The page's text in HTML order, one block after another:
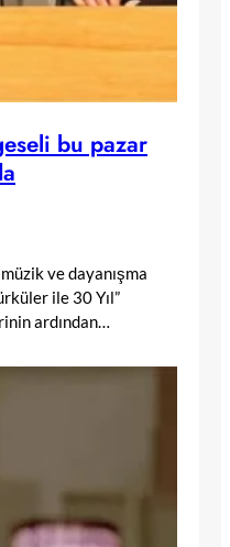
bu pazar
ve dayanışma
ile 30 Yıl”
ardından…